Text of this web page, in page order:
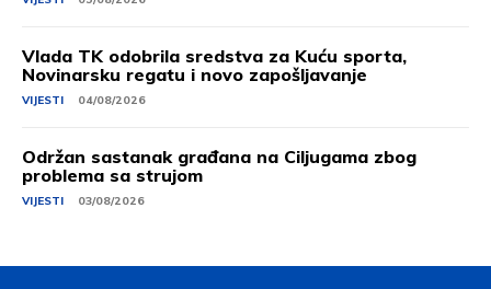
Vlada TK odobrila sredstva za Kuću sporta,
Novinarsku regatu i novo zapošljavanje
VIJESTI 04/08/2026
Održan sastanak građana na Ciljugama zbog
problema sa strujom
VIJESTI 03/08/2026